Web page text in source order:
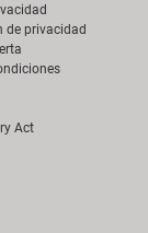
de privacidad
Act